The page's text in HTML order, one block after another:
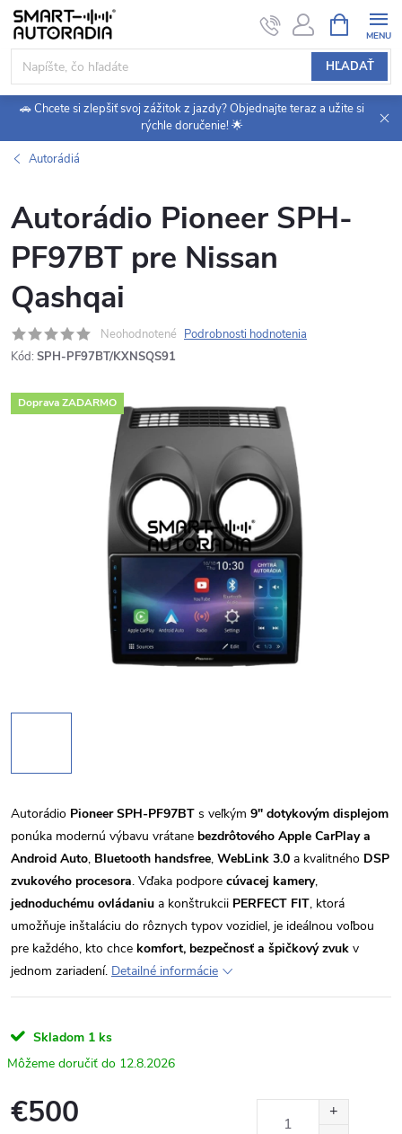
Prejsť
obsah
HĽADAŤ
KOŠÍK
🚗 Chcete si zlepšiť svoj zážitok z jazdy? Objednajte teraz a užite si
rýchle doručenie! 🌟
Autorádiá
Autorádio Pioneer SPH-
PF97BT pre Nissan
Qashqai
Neohodnotené Podrobnosti hodnotenia
Kód: SPH-PF97BT/KXNSQS91
Doprava ZADARMO
Autorádio Pioneer SPH-PF97BT s veľkým 9" dotykovým displejom
ponúka modernú výbavu vrátane bezdrôtového Apple CarPlay a
Android Auto, Bluetooth handsfree, WebLink 3.0 a kvalitného DSP
zvukového procesora. Vďaka podpore cúvacej kamery,
jednoduchému ovládaniu a konštrukcii PERFECT FIT, ktorá
umožňuje inštaláciu do rôznych typov vozidiel, je ideálnou voľbou
pre každého, kto chce komfort, bezpečnosť a špičkový zvuk v
jednom zariadení. Detailné informácie
Skladom 1 ks
12.8.2026
€500